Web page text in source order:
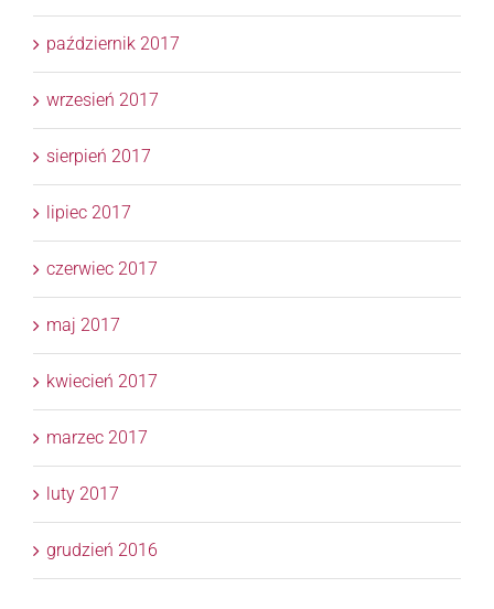
październik 2017
wrzesień 2017
sierpień 2017
lipiec 2017
czerwiec 2017
maj 2017
kwiecień 2017
marzec 2017
luty 2017
grudzień 2016